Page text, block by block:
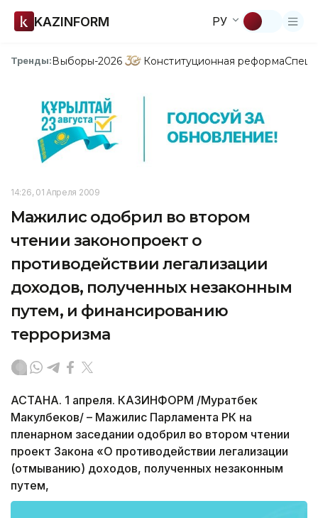
KAZINFORM РУ
Тренды:Выборы-2026 Конституционная реформа
14:26, 01 Апреля 2009
Мажилис одобрил во втором
чтении законопроект о
противодействии легализации
доходов, полученных незаконным
путем, и финансированию
терроризма
АСТАНА. 1 апреля. КАЗИНФОРМ /Муратбек
Макулбеков/ – Мажилис Парламента РК на
пленарном заседании одобрил во втором чтении
проект Закона «О противодействии легализации
(отмыванию) доходов, полученных незаконным
путем,